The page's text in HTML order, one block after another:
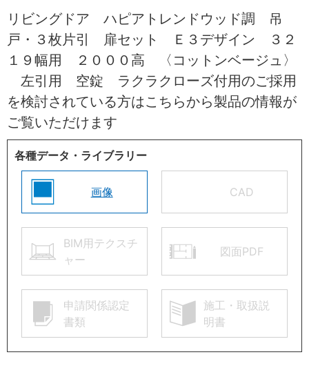
リビングドア ハピアトレンドウッド調 吊
戸・３枚片引 扉セット Ｅ３デザイン ３２
１９幅用 ２０００高 〈コットンベージュ〉
左引用 空錠 ラクラクローズ付用のご採用
を検討されている方はこちらから製品の情報が
ご覧いただけます
各種データ・ライブラリー
画像 CAD
BIM用テクスチ
ャー
図面PDF
申請関係認定
書類
施工・取扱説
明書